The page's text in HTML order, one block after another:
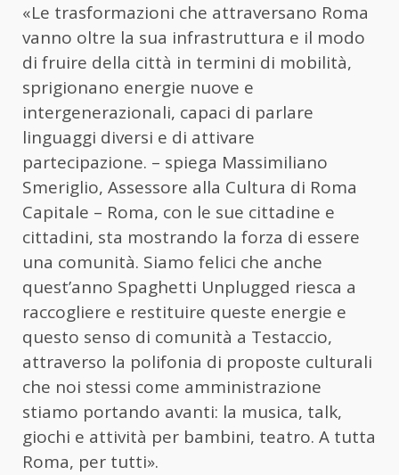
«Le trasformazioni che attraversano Roma
vanno oltre la sua infrastruttura e il modo
di fruire della città in termini di mobilità,
sprigionano energie nuove e
intergenerazionali, capaci di parlare
linguaggi diversi e di attivare
partecipazione. – spiega Massimiliano
Smeriglio, Assessore alla Cultura di Roma
Capitale – Roma, con le sue cittadine e
cittadini, sta mostrando la forza di essere
una comunità. Siamo felici che anche
quest’anno Spaghetti Unplugged riesca a
raccogliere e restituire queste energie e
questo senso di comunità a Testaccio,
attraverso la polifonia di proposte culturali
che noi stessi come amministrazione
stiamo portando avanti: la musica, talk,
giochi e attività per bambini, teatro. A tutta
Roma, per tutti».